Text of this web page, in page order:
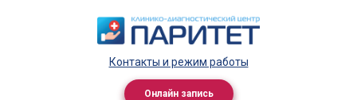
Контакты и режим работы
Онлайн запись